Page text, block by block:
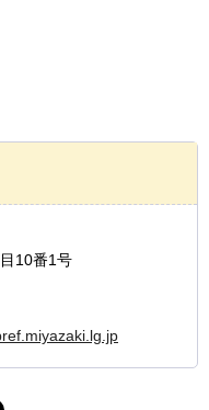
10番1号